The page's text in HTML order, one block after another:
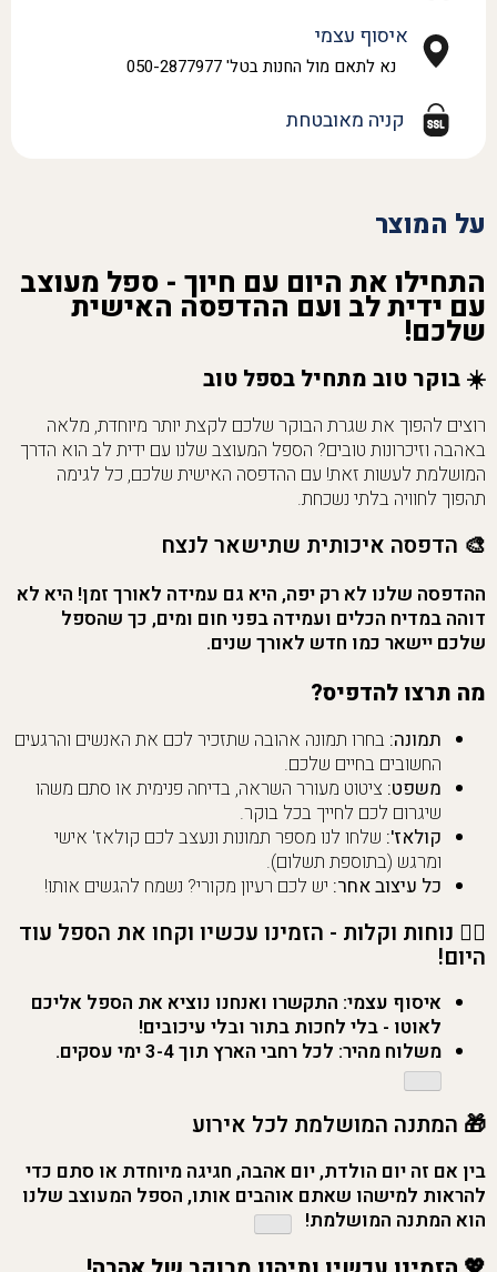
איסוף עצמי
נא לתאם מול החנות בטל' 050-2877977
קניה מאובטחת
על המוצר
התחילו את היום עם חיוך - ספל מעוצב
עם ידית לב ועם ההדפסה האישית
שלכם!
☀️ בוקר טוב מתחיל בספל טוב
רוצים להפוך את שגרת הבוקר שלכם לקצת יותר מיוחדת, מלאה
באהבה וזיכרונות טובים? הספל המעוצב שלנו עם ידית לב הוא הדרך
המושלמת לעשות זאת! עם ההדפסה האישית שלכם, כל לגימה
תהפוך לחוויה בלתי נשכחת.
🎨 הדפסה איכותית שתישאר לנצח
ההדפסה שלנו לא רק יפה, היא גם עמידה לאורך זמן! היא לא
דוהה במדיח הכלים ועמידה בפני חום ומים, כך שהספל
שלכם יישאר כמו חדש לאורך שנים.
מה תרצו להדפיס?
תמונה: בחרו תמונה אהובה שתזכיר לכם את האנשים והרגעים
החשובים בחיים שלכם.
משפט: ציטוט מעורר השראה, בדיחה פנימית או סתם משהו
שיגרום לכם לחייך בכל בוקר.
קולאז': שלחו לנו מספר תמונות ונעצב לכם קולאז' אישי
ומרגש (בתוספת תשלום).
כל עיצוב אחר: יש לכם רעיון מקורי? נשמח להגשים אותו!
🏃‍♀️ נוחות וקלות - הזמינו עכשיו וקחו את הספל עוד
היום!
איסוף עצמי: התקשרו ואנחנו נוציא את הספל אליכם
לאוטו - בלי לחכות בתור ובלי עיכובים!
משלוח מהיר: לכל רחבי הארץ תוך 3-4 ימי עסקים.
🎁 המתנה המושלמת לכל אירוע
בין אם זה יום הולדת, יום אהבה, חגיגה מיוחדת או סתם כדי
להראות למישהו שאתם אוהבים אותו, הספל המעוצב שלנו
הוא המתנה המושלמת!